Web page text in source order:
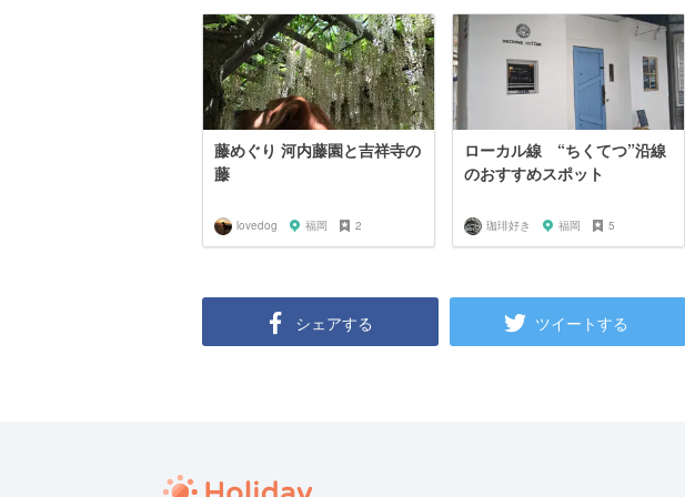
藤めぐり 河内藤園と吉祥寺の
藤
lovedog 福岡 2
ローカル線 “ちくてつ”沿線
のおすすめスポット
珈琲好き 福岡 5
シェアする ツイートする